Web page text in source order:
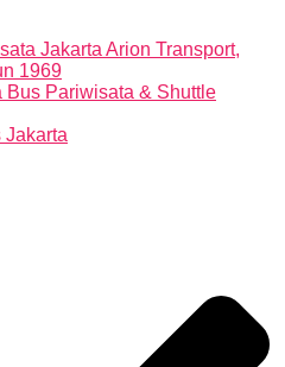
Jakarta Arion Transport,
1969
Bus Pariwisata & Shuttle
Jakarta